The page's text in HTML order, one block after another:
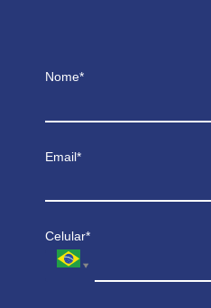
Nome*
Email*
Celular*